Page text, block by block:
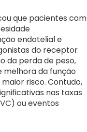
que pacientes com
endotelial e
do receptor
da perda de peso,
da função
risco. Contudo,
nas taxas
ou eventos